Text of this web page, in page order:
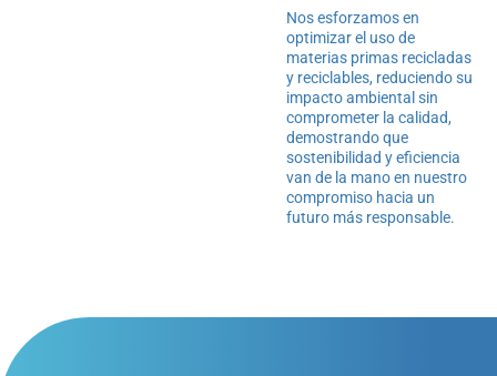
Nos esforzamos en
optimizar el uso de
materias primas recicladas
y reciclables, reduciendo su
impacto ambiental sin
comprometer la calidad,
demostrando que
sostenibilidad y eficiencia
van de la mano en nuestro
compromiso hacia un
futuro más responsable.